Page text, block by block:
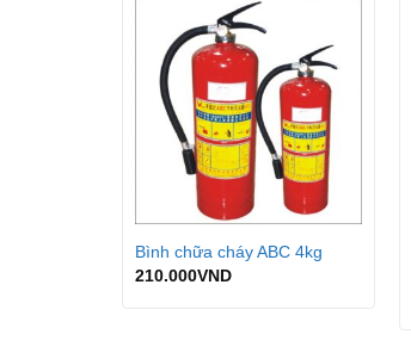
Bình chữa cháy ABC 4kg
210.000VND